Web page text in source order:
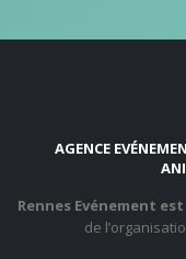
AGENCE
Rennes Evénement
de